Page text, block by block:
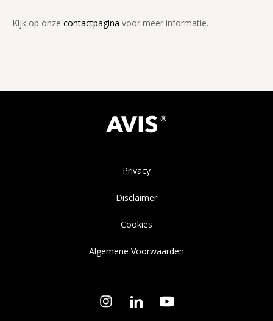
Kijk op onze contactpagina voor meer informatie.
Privacy
Disclaimer
Cookies
Algemene Voorwaarden
InstagramLinkedInYouTube